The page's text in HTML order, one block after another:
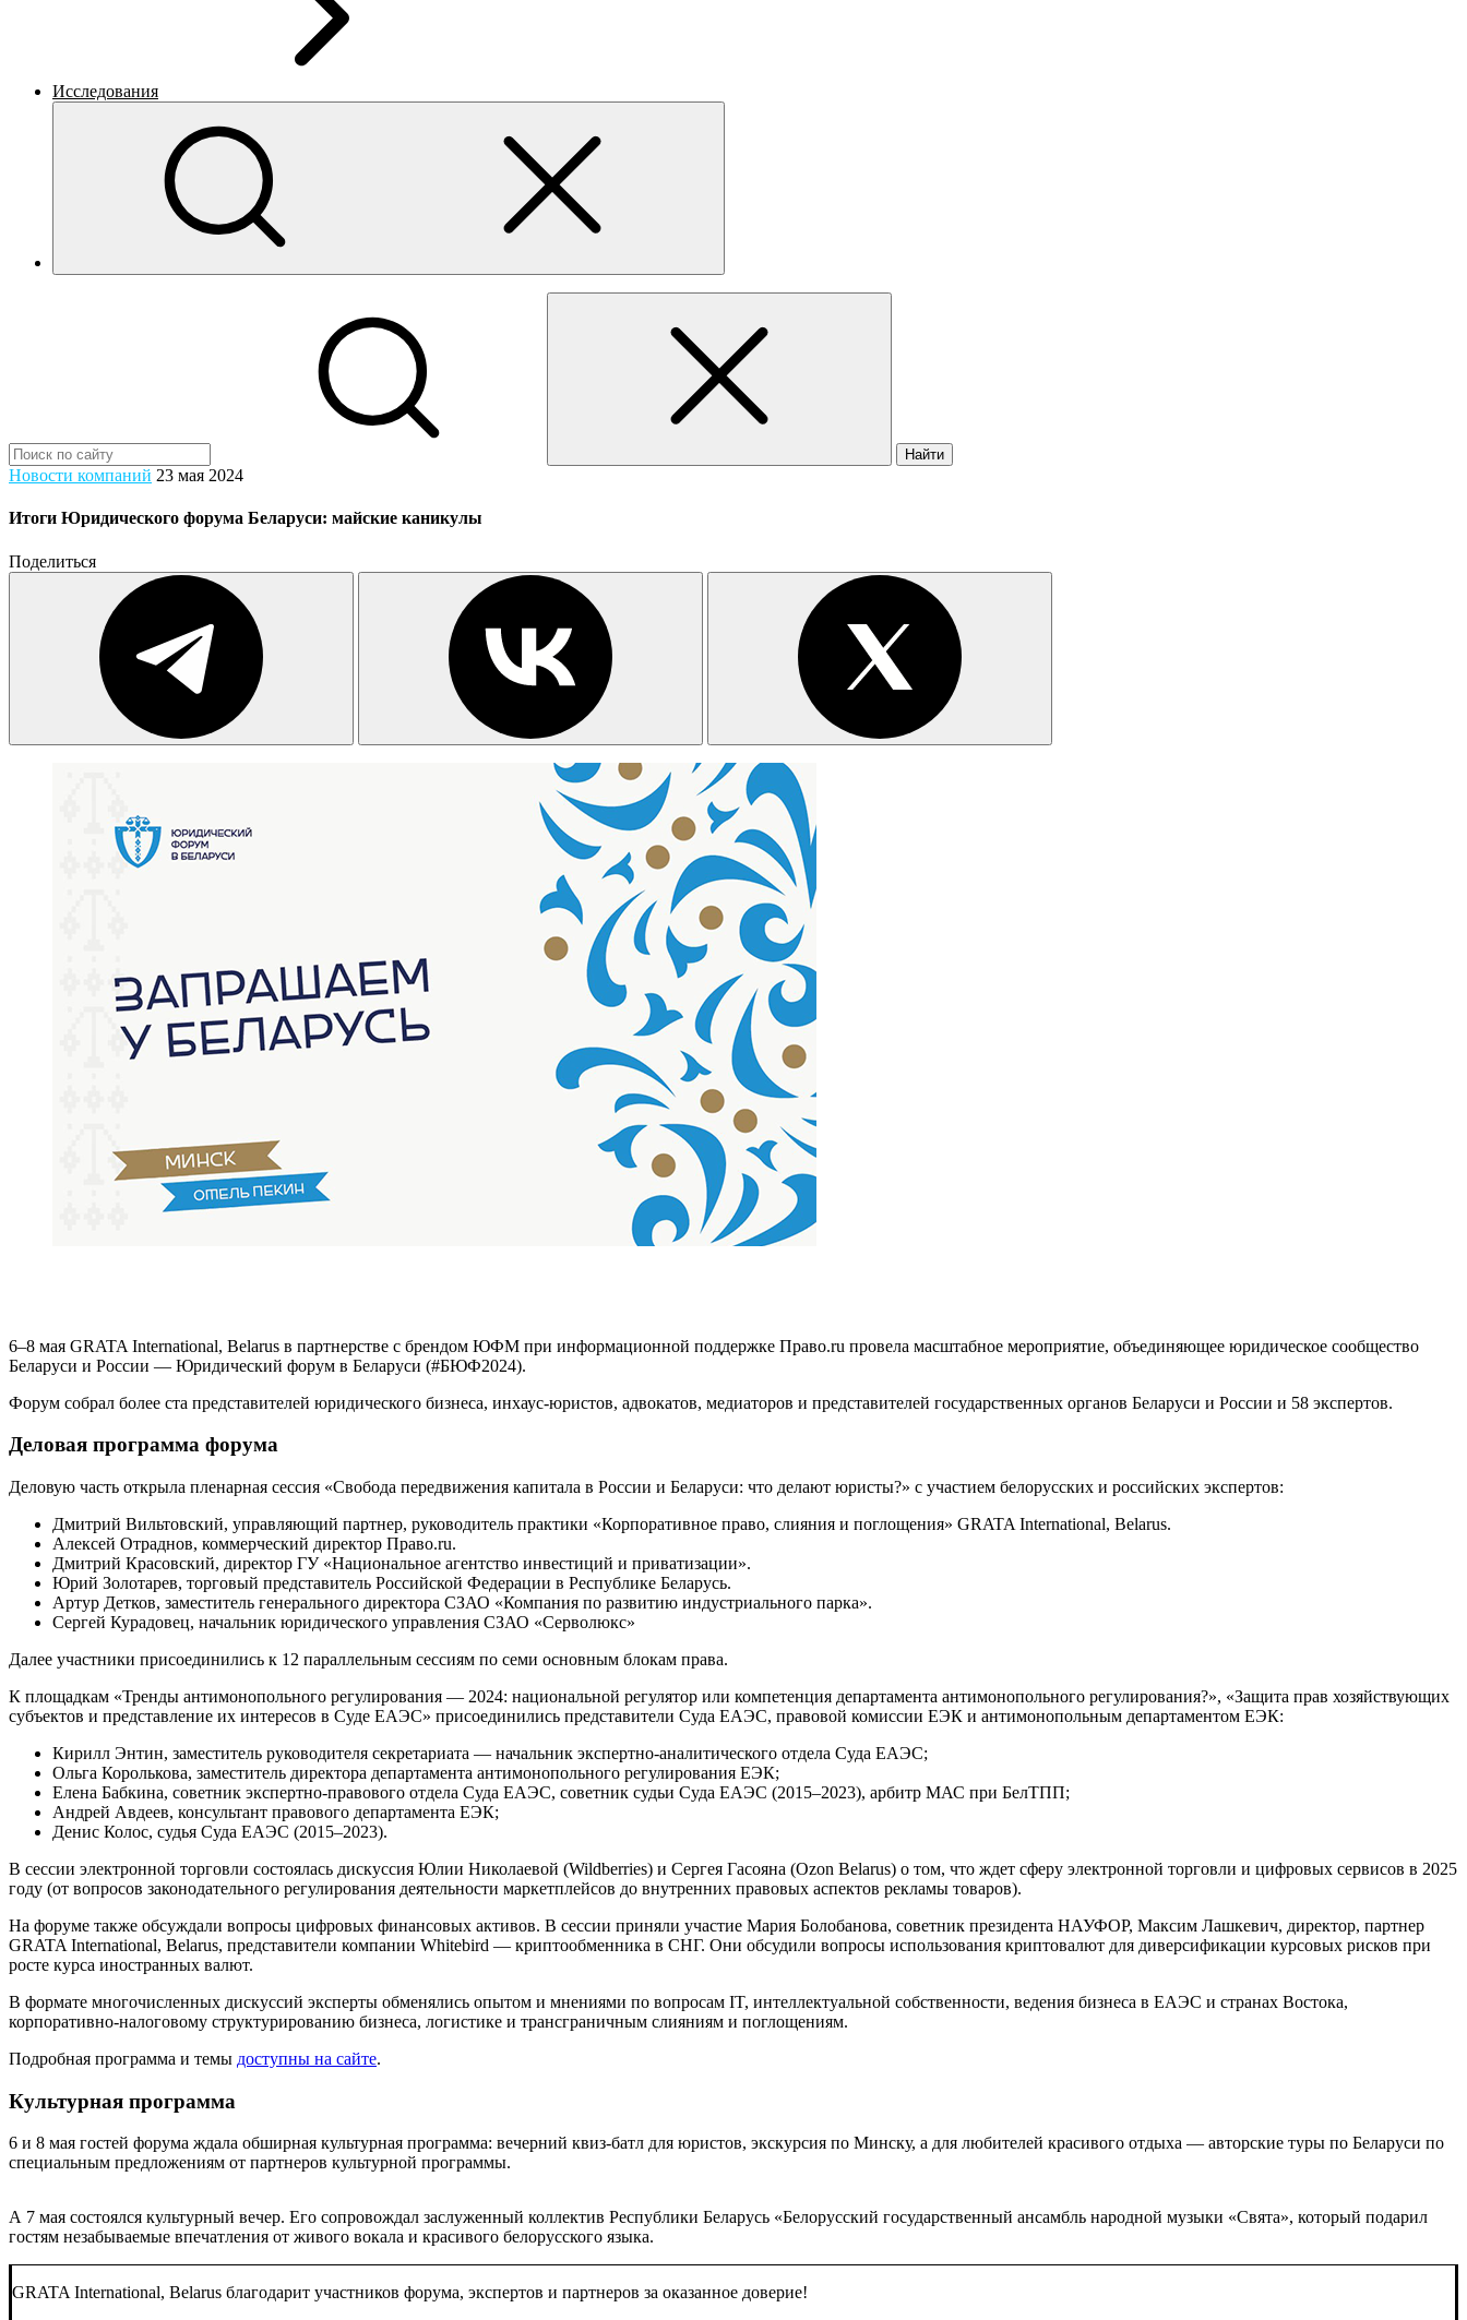
Исследования
Найти
Новости компаний 23 мая 2024
Итоги Юридического форума Беларуси: майские каникулы
Поделиться
6–8 мая GRATA International, Belarus в партнерстве с брендом ЮФМ при информационной поддержке Право.ru провела масштабное мероприятие, объединяющее юридическое сообщество
Беларуси и России — Юридический форум в Беларуси (#БЮФ2024).
Форум собрал более ста представителей юридического бизнеса, инхаус-юристов, адвокатов, медиаторов и представителей государственных органов Беларуси и России и 58 экспертов.
Деловая программа форума
Деловую часть открыла пленарная сессия «Свобода передвижения капитала в России и Беларуси: что делают юристы?» с участием белорусских и российских экспертов:
Дмитрий Вильтовский, управляющий партнер, руководитель практики «Корпоративное право, слияния и поглощения» GRATA International, Belarus.
Алексей Отраднов, коммерческий директор Право.ru.
Дмитрий Красовский, директор ГУ «Национальное агентство инвестиций и приватизации».
Юрий Золотарев, торговый представитель Российской Федерации в Республике Беларусь.
Артур Детков, заместитель генерального директора СЗАО «Компания по развитию индустриального парка».
Сергей Курадовец, начальник юридического управления СЗАО «Серволюкс»
Далее участники присоединились к 12 параллельным сессиям по семи основным блокам права.
К площадкам «Тренды антимонопольного регулирования — 2024: национальной регулятор или компетенция департамента антимонопольного регулирования?», «Защита прав хозяйствующих
субъектов и представление их интересов в Суде ЕАЭС» присоединились представители Суда ЕАЭС, правовой комиссии ЕЭК и антимонопольным департаментом ЕЭК:
Кирилл Энтин, заместитель руководителя секретариата — начальник экспертно-аналитического отдела Суда ЕАЭС;
Ольга Королькова, заместитель директора департамента антимонопольного регулирования ЕЭК;
Елена Бабкина, советник экспертно-правового отдела Суда ЕАЭС, советник судьи Суда ЕАЭС (2015–2023), арбитр МАС при БелТПП;
Андрей Авдеев, консультант правового департамента ЕЭК;
Денис Колос, судья Суда ЕАЭС (2015–2023).
В сессии электронной торговли состоялась дискуссия Юлии Николаевой (Wildberries) и Сергея Гасояна (Ozon Belarus) о том, что ждет сферу электронной торговли и цифровых сервисов в 2025
году (от вопросов законодательного регулирования деятельности маркетплейсов до внутренних правовых аспектов рекламы товаров).
На форуме также обсуждали вопросы цифровых финансовых активов. В сессии приняли участие Мария Болобанова, советник президента НАУФОР, Максим Лашкевич, директор, партнер
GRATA International, Belarus, представители компании Whitebird — криптообменника в СНГ. Они обсудили вопросы использования криптовалют для диверсификации курсовых рисков при
росте курса иностранных валют.
В формате многочисленных дискуссий эксперты обменялись опытом и мнениями по вопросам IT, интеллектуальной собственности, ведения бизнеса в ЕАЭС и странах Востока,
корпоративно-налоговому структурированию бизнеса, логистике и трансграничным слияниям и поглощениям.
Подробная программа и темы доступны на сайте.
Культурная программа
6 и 8 мая гостей форума ждала обширная культурная программа: вечерний квиз-батл для юристов, экскурсия по Минску, а для любителей красивого отдыха — авторские туры по Беларуси по
специальным предложениям от партнеров культурной программы.
А 7 мая состоялся культурный вечер. Его сопровождал заслуженный коллектив Республики Беларусь «Белорусский государственный ансамбль народной музыки «Свята», который подарил
гостям незабываемые впечатления от живого вокала и красивого белорусского языка.
GRATA International, Belarus благодарит участников форума, экспертов и партнеров за оказанное доверие!